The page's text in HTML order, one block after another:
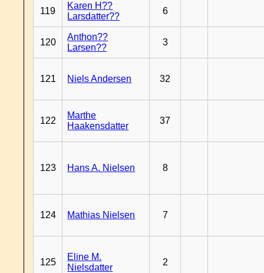
119
Karen H??
Larsdatter??
6
120
Anthon??
Larsen??
3
121 Niels Andersen 32
122
Marthe
Haakensdatter
37
123 Hans A. Nielsen 8
124 Mathias Nielsen 7
125
Eline M.
Nielsdatter
2